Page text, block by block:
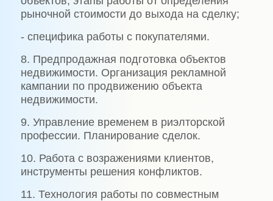
рыночной стоимости до выхода на сделку;
- специфика работы с покупателями.
8. Предпродажная подготовка объектов
недвижимости. Организация рекламной
кампании по продвижению объекта
недвижимости.
9. Управление временем в риэлторской
профессии. Планирование сделок.
10. Работа с возражениями клиентов,
инструменты решения конфликтов.
11. Технология работы по совместным